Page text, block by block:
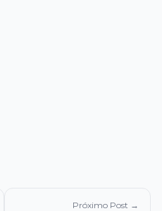
Próximo Post →